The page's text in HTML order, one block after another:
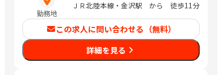
勤務地
ＪＲ北陸本線・金沢駅 から 徒歩11分
この求人に問い合わせる（無料）
詳細を見る